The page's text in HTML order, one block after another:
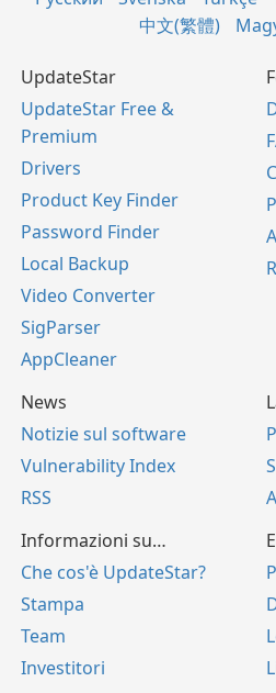
中文(繁體)
UpdateStar
UpdateStar Free &
Premium
Drivers
Product Key Finder
Password Finder
Local Backup
Video Converter
SigParser
AppCleaner
News
Notizie sul software
Vulnerability Index
RSS
Informazioni su…
Che cos'è UpdateStar?
Stampa
Team
Investitori